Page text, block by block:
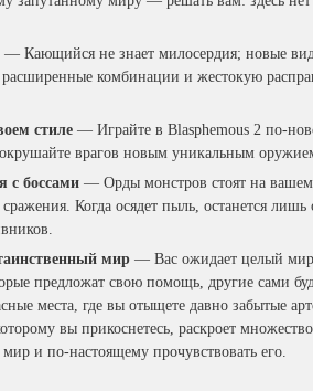
— Кающийся не знает милосердия; новые
комбинации и жестокую
стиле — Играйте в Blasphemous 2 по-
врагов новым уникальным
с боссами — Орды монстров стоят на
Когда осядет пыль, останется
мир — Вас ожидает целый
предложат свою помощь, другие сами
места, где вы отыщете давно забытые
вы прикоснетесь, раскроет множество
и по-настоящему прочувствовать его.